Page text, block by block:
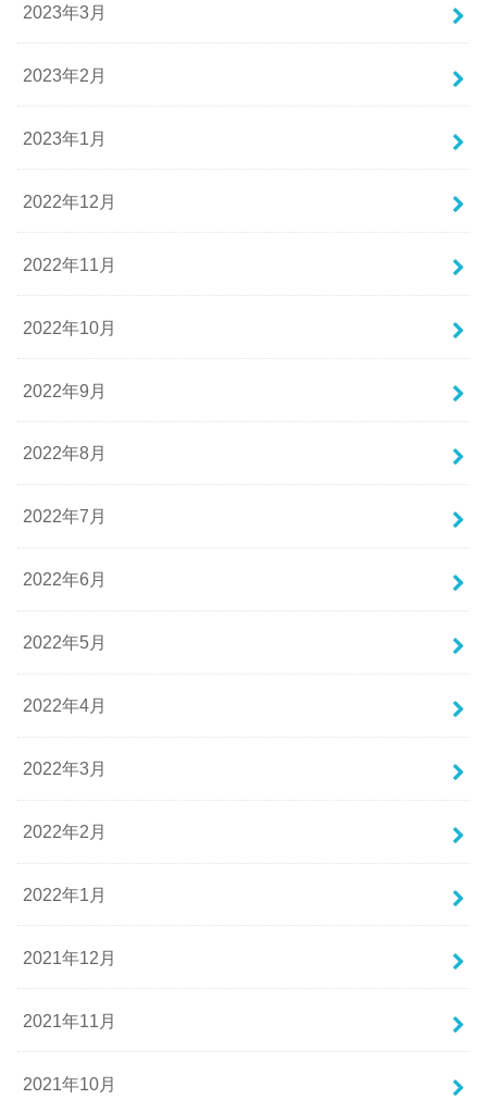
2023年3月
2023年2月
2023年1月
2022年12月
2022年11月
2022年10月
2022年9月
2022年8月
2022年7月
2022年6月
2022年5月
2022年4月
2022年3月
2022年2月
2022年1月
2021年12月
2021年11月
2021年10月